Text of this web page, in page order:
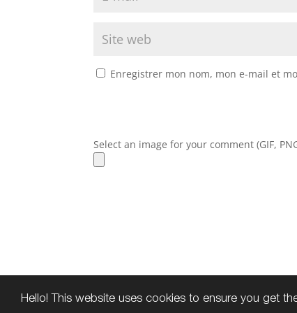
Hello! This website uses cookies to ensure you get
Enregistrer mon nom, mon e-mail et
Select an image for your comment (GIF, PNG,
Copyright © 2016 Colette Daviles-